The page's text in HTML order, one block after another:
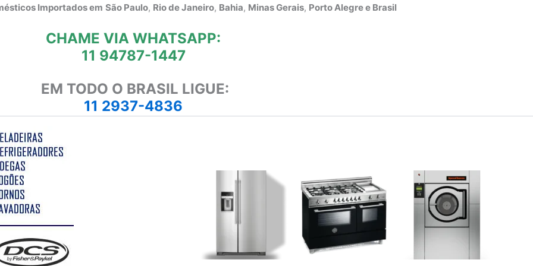
Importados em São Paulo, Rio de Janeiro, Bahia, Minas Gerais, Porto Alegre e Brasil
CHAME VIA WHATSAPP:
11 94787-1447
EM TODO O BRASIL LIGUE:
11 2937-4836